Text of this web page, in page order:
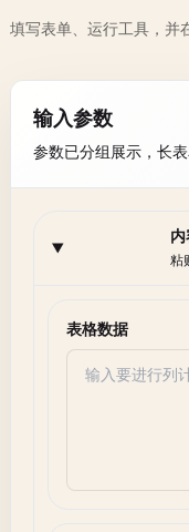
填写表单、运行工具，并
输入参数
参数已分组展示，长
粘
表格数据